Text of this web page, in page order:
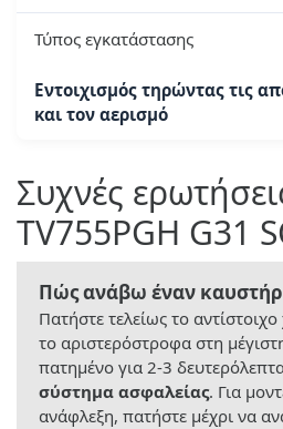
Τύπος εγκατάστασης
Εντοιχισμός τηρώντας τις
και τον αερισμό
Συχνές
TV755PGH G31
Πώς ανάβω έναν
Πατήστε τελείως το αντίστοιχο
το αριστερόστροφα στη
πατημένο για 2-3
σύστημα ασφαλείας. Για
ανάφλεξη, πατήστε μέχρι να